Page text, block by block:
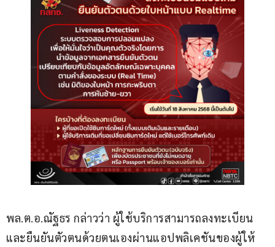
พล.ต.อ.ณัฐธร กล่าวว่า ผู้ใช้บริการสามารถลงทะเบียน
และยืนยันตัวตนด้วยตนเองผ่านแอปพลิเคชันของผู้ให้